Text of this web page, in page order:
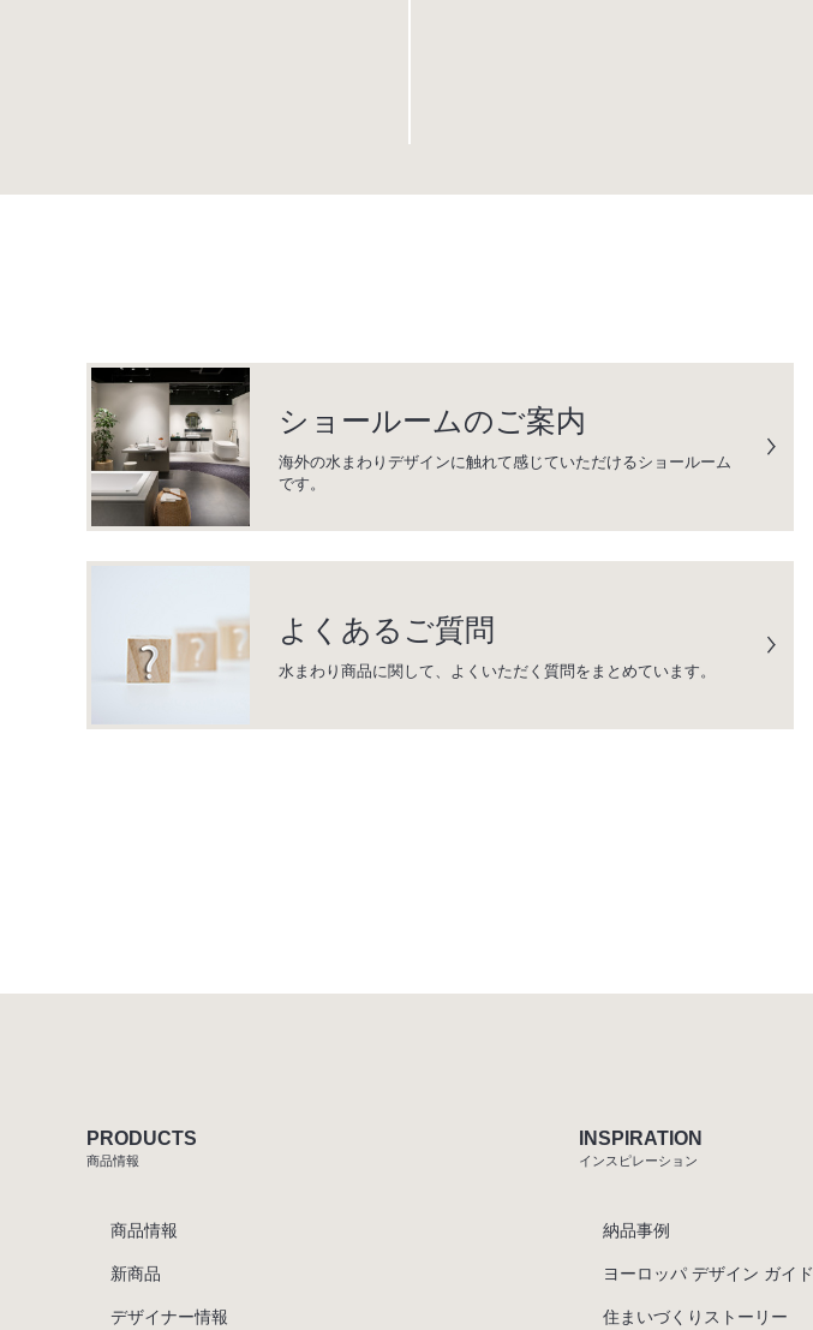
ショールームのご案内
海外の水まわりデザインに触れて感じていただけるショールーム
です。
よくあるご質問
水まわり商品に関して、よくいただく質問をまとめています。
PRODUCTS
商品情報
商品情報
新商品
デザイナー情報
INSPIRATION
インスピレーション
納品事例
ヨーロッパ デザイン ガイド
住まいづくりストーリー